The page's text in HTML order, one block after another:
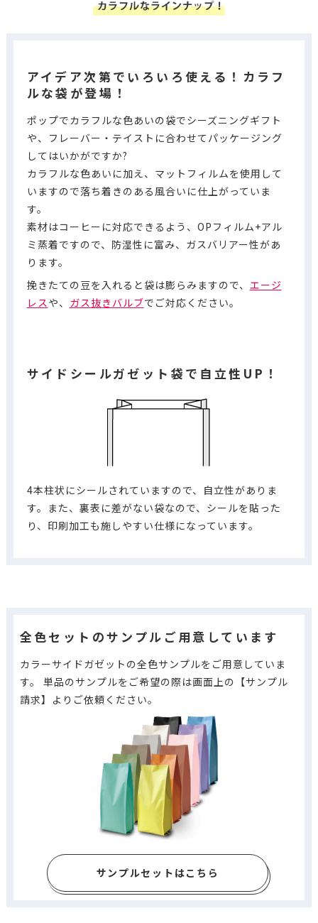
アイデア次第でいろいろ使える！カラフ
ルな袋が登場！
ポップでカラフルな色あいの袋でシーズニングギフト
や、フレーバー・テイストに合わせてパッケージング
してはいかがですか?
カラフルな色あいに加え、マットフィルムを使用して
いますので落ち着きのある風合いに仕上がっていま
す。
素材はコーヒーに対応できるよう、OPフィルム+アル
ミ蒸着ですので、防湿性に富み、ガスバリアー性があ
ります。
挽きたての豆を入れると袋は膨らみますので、 エージ
レス や、 ガス抜きバルブでご対応ください。
サイドシールガゼット袋で自立性UP！
4本柱状にシールされていますので、自立性がありま
す。また、裏表に差がない袋なので、シールを貼った
り、印刷加工も施しやすい仕様になっています。
全色セットのサンプルご用意しています
カラーサイドガゼットの全色サンプルをご用意していま
す。 単品のサンプルをご希望の際は画面上の【サンプル
請求】よりご依頼ください。
サンプルセットはこちら